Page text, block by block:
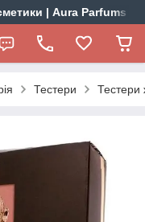
| Aura Parfums
Тестери Тестери